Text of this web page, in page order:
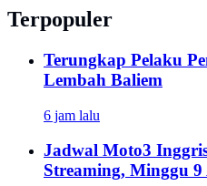
Terpopuler
Terungkap Pelaku
Lembah Baliem
6 jam lalu
Jadwal Moto3
Streaming, Minggu 9